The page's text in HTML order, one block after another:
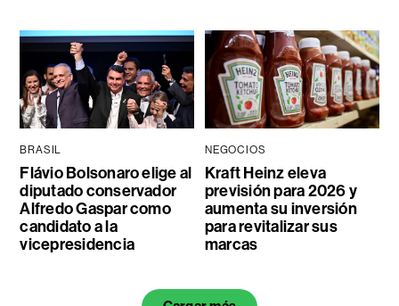
BRASIL
Flávio Bolsonaro elige al
diputado conservador
Alfredo Gaspar como
candidato a la
vicepresidencia
NEGOCIOS
Kraft Heinz eleva
previsión para 2026 y
aumenta su inversión
para revitalizar sus
marcas